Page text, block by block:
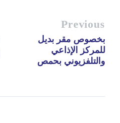
Previous
بخصوص مقر بديل
للمركز الإذاعي
والتلفزيوني بحمص